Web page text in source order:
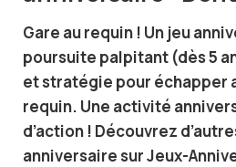
Gare au requin ! Un jeu
poursuite palpitant (dès 5
et stratégie pour échapper
requin. Une activité
d’action ! Découvrez
anniversaire sur Jeux-